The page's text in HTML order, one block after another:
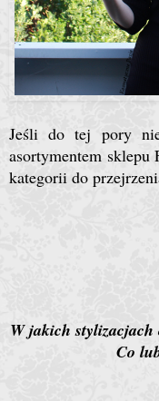
Jeśli do tej pory
asortymentem
kategorii do
W jakich stylizacjach
Co